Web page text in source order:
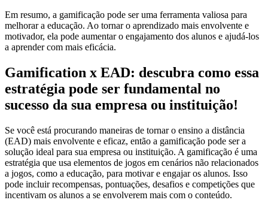
Em resumo, a gamificação pode ser uma ferramenta valiosa para
melhorar a educação. Ao tornar o aprendizado mais envolvente e
motivador, ela pode aumentar o engajamento dos alunos e ajudá-los
a aprender com mais eficácia.
Gamification x EAD: descubra como essa
estratégia pode ser fundamental no
sucesso da sua empresa ou instituição!
Se você está procurando maneiras de tornar o ensino a distância
(EAD) mais envolvente e eficaz, então a gamificação pode ser a
solução ideal para sua empresa ou instituição. A gamificação é uma
estratégia que usa elementos de jogos em cenários não relacionados
a jogos, como a educação, para motivar e engajar os alunos. Isso
pode incluir recompensas, pontuações, desafios e competições que
incentivam os alunos a se envolverem mais com o conteúdo.